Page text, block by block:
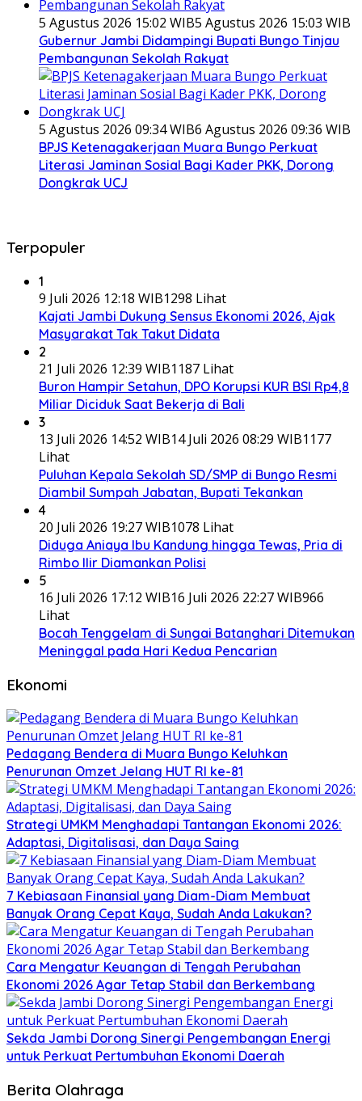
5 Agustus 2026 15:02 WIB5 Agustus 2026 15:03 WIB
Gubernur Jambi Didampingi Bupati Bungo Tinjau
Pembangunan Sekolah Rakyat
5 Agustus 2026 09:34 WIB6 Agustus 2026 09:36 WIB
BPJS Ketenagakerjaan Muara Bungo Perkuat
Literasi Jaminan Sosial Bagi Kader PKK, Dorong
Dongkrak UCJ
Terpopuler
1
9 Juli 2026 12:18 WIB1298 Lihat
Kajati Jambi Dukung Sensus Ekonomi 2026, Ajak
Masyarakat Tak Takut Didata
2
21 Juli 2026 12:39 WIB1187 Lihat
Buron Hampir Setahun, DPO Korupsi KUR BSI Rp4,8
Miliar Diciduk Saat Bekerja di Bali
3
13 Juli 2026 14:52 WIB14 Juli 2026 08:29 WIB1177
Lihat
Puluhan Kepala Sekolah SD/SMP di Bungo Resmi
Diambil Sumpah Jabatan, Bupati Tekankan
4
20 Juli 2026 19:27 WIB1078 Lihat
Diduga Aniaya Ibu Kandung hingga Tewas, Pria di
Rimbo Ilir Diamankan Polisi
5
16 Juli 2026 17:12 WIB16 Juli 2026 22:27 WIB966
Lihat
Bocah Tenggelam di Sungai Batanghari Ditemukan
Meninggal pada Hari Kedua Pencarian
Ekonomi
Pedagang Bendera di Muara Bungo Keluhkan
Penurunan Omzet Jelang HUT RI ke-81
Strategi UMKM Menghadapi Tantangan Ekonomi 2026:
Adaptasi, Digitalisasi, dan Daya Saing
7 Kebiasaan Finansial yang Diam-Diam Membuat
Banyak Orang Cepat Kaya, Sudah Anda Lakukan?
Cara Mengatur Keuangan di Tengah Perubahan
Ekonomi 2026 Agar Tetap Stabil dan Berkembang
Sekda Jambi Dorong Sinergi Pengembangan Energi
untuk Perkuat Pertumbuhan Ekonomi Daerah
Berita Olahraga